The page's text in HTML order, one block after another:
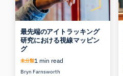
最先端のアイトラッキング
研究における視線マッピン
グ
未分類1 min read
Bryn Farnsworth